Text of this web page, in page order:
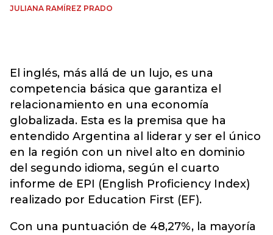
JULIANA RAMÍREZ PRADO
El inglés, más allá de un lujo, es una
competencia básica que garantiza el
relacionamiento en una economía
globalizada. Esta es la premisa que ha
entendido Argentina al liderar y ser el único
en la región con un nivel alto en dominio
del segundo idioma, según el cuarto
informe de EPI (English Proficiency Index)
realizado por Education First (EF).
Con una puntuación de 48,27%, la mayoría